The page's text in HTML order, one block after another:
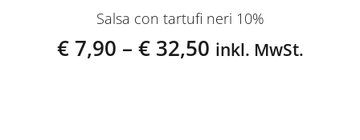
Salsa con tartufi neri 10%
€7,90 – €32,50 inkl. MwSt.